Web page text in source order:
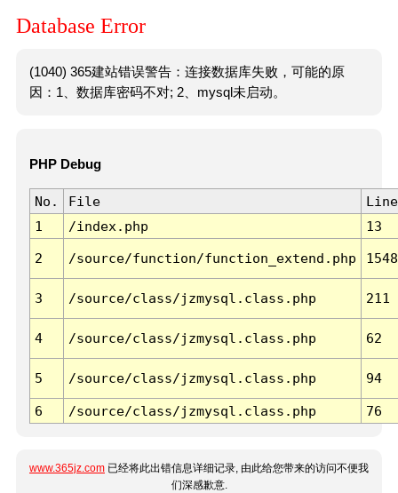
Database Error
(1040) 365建站错误警告：连接数据库失败，可能的原
因：1、数据库密码不对; 2、mysql未启动。
PHP Debug
No. File
Line
1
/index.php 13
2 /source/function/function_extend.php 1548
3 /source/class/jzmysql.class.php 211
4 /source/class/jzmysql.class.php 62
5 /source/class/jzmysql.class.php 94
6 /source/class/jzmysql.class.php 76
www.365jz.com 已经将此出错信息详细记录, 由此给您带来的访问不便我
们深感歉意.